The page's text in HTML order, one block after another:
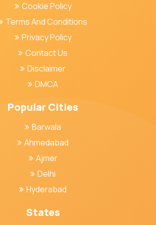
Cookie Policy
Terms And Conditions
Privacy Policy
Contact Us
Disclaimer
DMCA
Popular Cities
Barwala
Ahmedabad
Ajmer
Delhi
Hyderabad
States